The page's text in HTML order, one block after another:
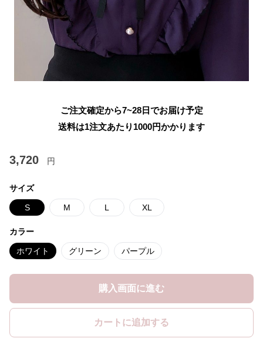
ご注文確定から7~28日でお届け予定
送料は1注文あたり 1000円かかります
3,720 円
サイズ
S M L XL
カラー
ホワイト グリーン パープル
購入画面に進む
カートに追加する